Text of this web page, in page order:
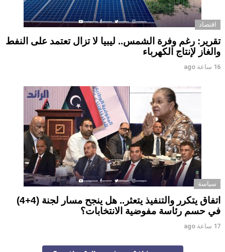
اقتصاد
تقرير: رغم وفرة الشمس.. ليبيا لا تزال تعتمد على النفط
والغاز لإنتاج الكهرباء
16 ساعة ago
سياسة
اتفاق يتكرر والتنفيذ يتعثر.. هل ينجح مسار لجنة (4+4)
في حسم رئاسة مفوضية الانتخابات؟
17 ساعة ago